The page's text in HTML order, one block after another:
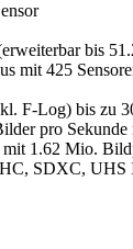
bis
mit 425
F-Log) bis zu
pro
1.62 Mio.
SDXC, UHS